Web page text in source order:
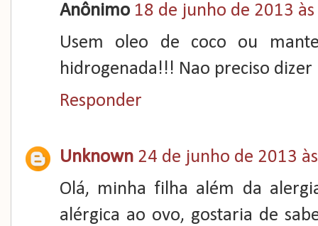
Anônimo 18 de junho de 2013
Usem oleo de coco ou
hidrogenada!!! Nao preciso dizer
Responder
Unknown 24 de junho de 2013
Olá, minha filha além da
alérgica ao ovo, gostaria de